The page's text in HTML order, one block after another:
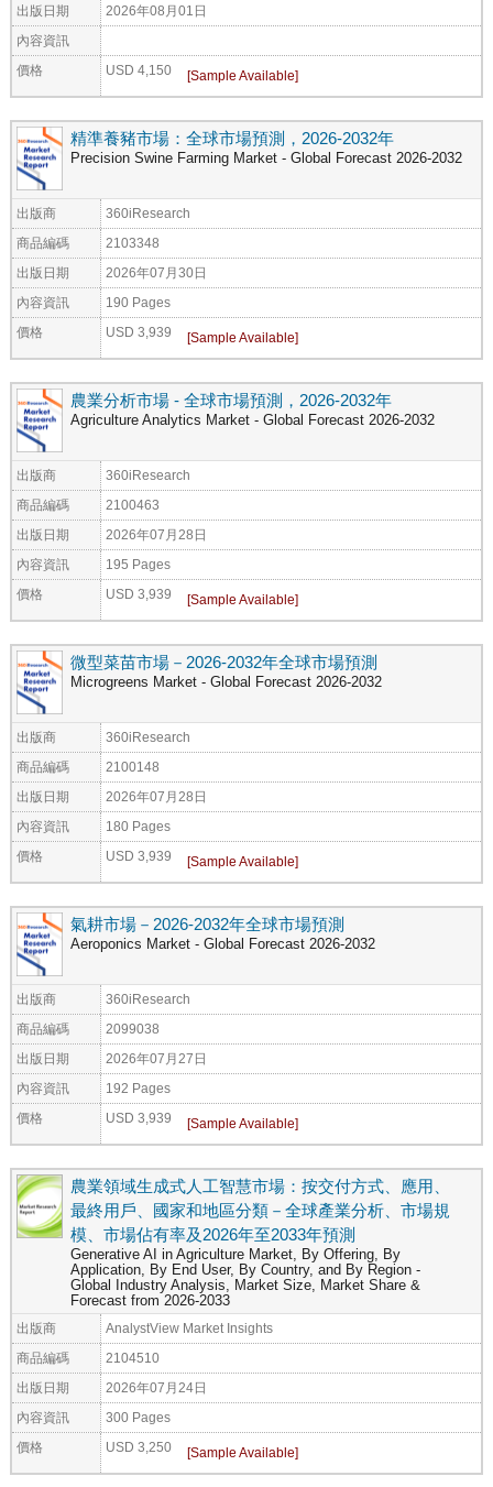
出版日期 2026年08月01日
內容資訊
價格 USD 4,150
精準養豬市場：全球市場預測，2026-2032年
Precision Swine Farming Market - Global Forecast 2026-2032
出版商 360iResearch
商品編碼 2103348
出版日期 2026年07月30日
內容資訊 190 Pages
價格 USD 3,939
農業分析市場 - 全球市場預測，2026-2032年
Agriculture Analytics Market - Global Forecast 2026-2032
出版商 360iResearch
商品編碼 2100463
出版日期 2026年07月28日
內容資訊 195 Pages
價格 USD 3,939
微型菜苗市場－2026-2032年全球市場預測
Microgreens Market - Global Forecast 2026-2032
出版商 360iResearch
商品編碼 2100148
出版日期 2026年07月28日
內容資訊 180 Pages
價格 USD 3,939
氣耕市場－2026-2032年全球市場預測
Aeroponics Market - Global Forecast 2026-2032
出版商 360iResearch
商品編碼 2099038
出版日期 2026年07月27日
內容資訊 192 Pages
價格 USD 3,939
農業領域生成式人工智慧市場：按交付方式、應用、
最終用戶、國家和地區分類－全球產業分析、市場規
模、市場佔有率及2026年至2033年預測
Generative AI in Agriculture Market, By Offering, By
Application, By End User, By Country, and By Region -
Global Industry Analysis, Market Size, Market Share &
Forecast from 2026-2033
出版商 AnalystView Market Insights
商品編碼 2104510
出版日期 2026年07月24日
內容資訊 300 Pages
價格 USD 3,250